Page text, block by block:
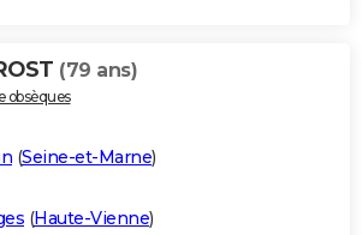
(79 ans)
obsèques
(Seine-et-Marne)
(Haute-Vienne)